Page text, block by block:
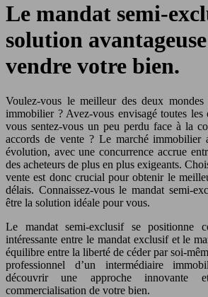
Le mandat semi-
solution
vendre votre bien.
Voulez-vous le meilleur des deux
immobilier ? Avez-vous envisagé toutes les
vous sentez-vous un peu perdu face à la
accords de vente ? Le marché immobilier
évolution, avec une concurrence accrue
des acheteurs de plus en plus exigeants.
vente est donc crucial pour obtenir le
délais. Connaissez-vous le mandat semi-
être la solution idéale pour vous.
Le mandat semi-exclusif se positionne
intéressante entre le mandat exclusif et le
équilibre entre la liberté de céder par soi-
professionnel d’un intermédiaire
découvrir une approche innovante
commercialisation de votre bien.